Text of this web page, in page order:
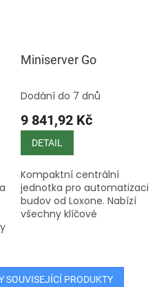
Miniserver Go
Průměrné
produktu
4,9
5
hvězdiček.
Dodání do 7 dnů
9 841,92 Kč
DETAIL
Kompaktní centrální
jednotka pro automatizaci
budov od Loxone. Nabízí
všechny klíčové
zařízení. Díky...
SOUVISEJÍCÍ PRODUKTY